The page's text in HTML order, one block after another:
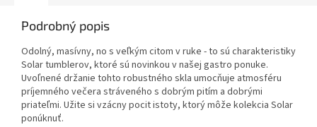
Podrobný popis
Odolný, masívny, no s veľkým citom v ruke - to sú charakteristiky
Solar tumblerov, ktoré sú novinkou v našej gastro ponuke.
Uvoľnené držanie tohto robustného skla umocňuje atmosféru
príjemného večera stráveného s dobrým pitím a dobrými
priateľmi. Užite si vzácny pocit istoty, ktorý môže kolekcia Solar
ponúknuť.